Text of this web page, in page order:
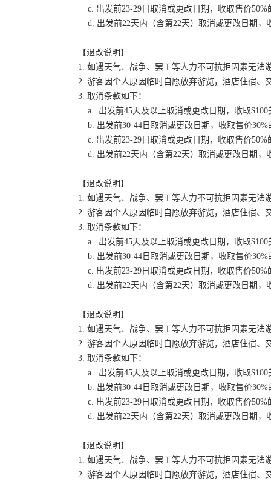
c. 出发前23-29日取消或更改日期，收取售价50%
d. 出发前22天内（含第22天）取消或更改日期，
【退改说明】
1. 如遇天气、战争、罢工等人力不可抗拒因素无
2. 游客因个人原因临时自愿放弃游览，酒店住宿、
3. 取消条款如下：
a. 出发前45天及以上取消或更改日期，收取$100
b. 出发前30-44日取消或更改日期，收取售价30%
c. 出发前23-29日取消或更改日期，收取售价50%
d. 出发前22天内（含第22天）取消或更改日期，
【退改说明】
1. 如遇天气、战争、罢工等人力不可抗拒因素无
2. 游客因个人原因临时自愿放弃游览，酒店住宿、
3. 取消条款如下：
a. 出发前45天及以上取消或更改日期，收取$100
b. 出发前30-44日取消或更改日期，收取售价30%
c. 出发前23-29日取消或更改日期，收取售价50%
d. 出发前22天内（含第22天）取消或更改日期，
【退改说明】
1. 如遇天气、战争、罢工等人力不可抗拒因素无
2. 游客因个人原因临时自愿放弃游览，酒店住宿、
3. 取消条款如下：
a. 出发前45天及以上取消或更改日期，收取$100
b. 出发前30-44日取消或更改日期，收取售价30%
c. 出发前23-29日取消或更改日期，收取售价50%
d. 出发前22天内（含第22天）取消或更改日期，
【退改说明】
1. 如遇天气、战争、罢工等人力不可抗拒因素无
2. 游客因个人原因临时自愿放弃游览，酒店住宿、